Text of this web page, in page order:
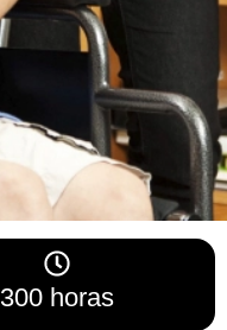
300 horas